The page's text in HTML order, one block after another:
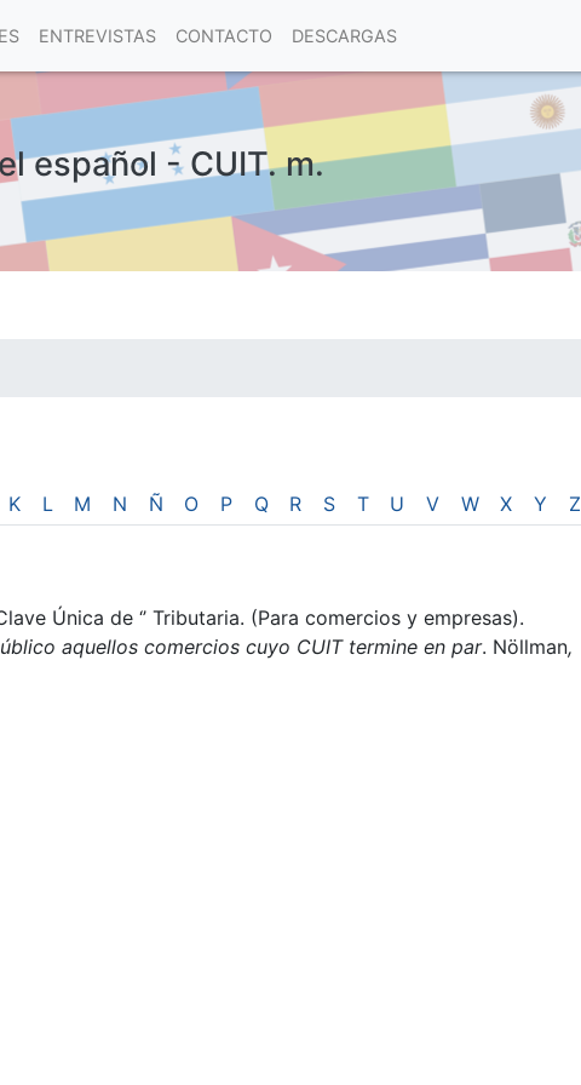
ENTREVISTAS CONTACTO DESCARGAS
español - CUIT. m.
visitas.
K L M N Ñ O P Q R S T U V W X Y Z
Única de ‘’ Tributaria. (Para comercios y empresas).
aquellos comercios cuyo CUIT termine en par. Nöllman,